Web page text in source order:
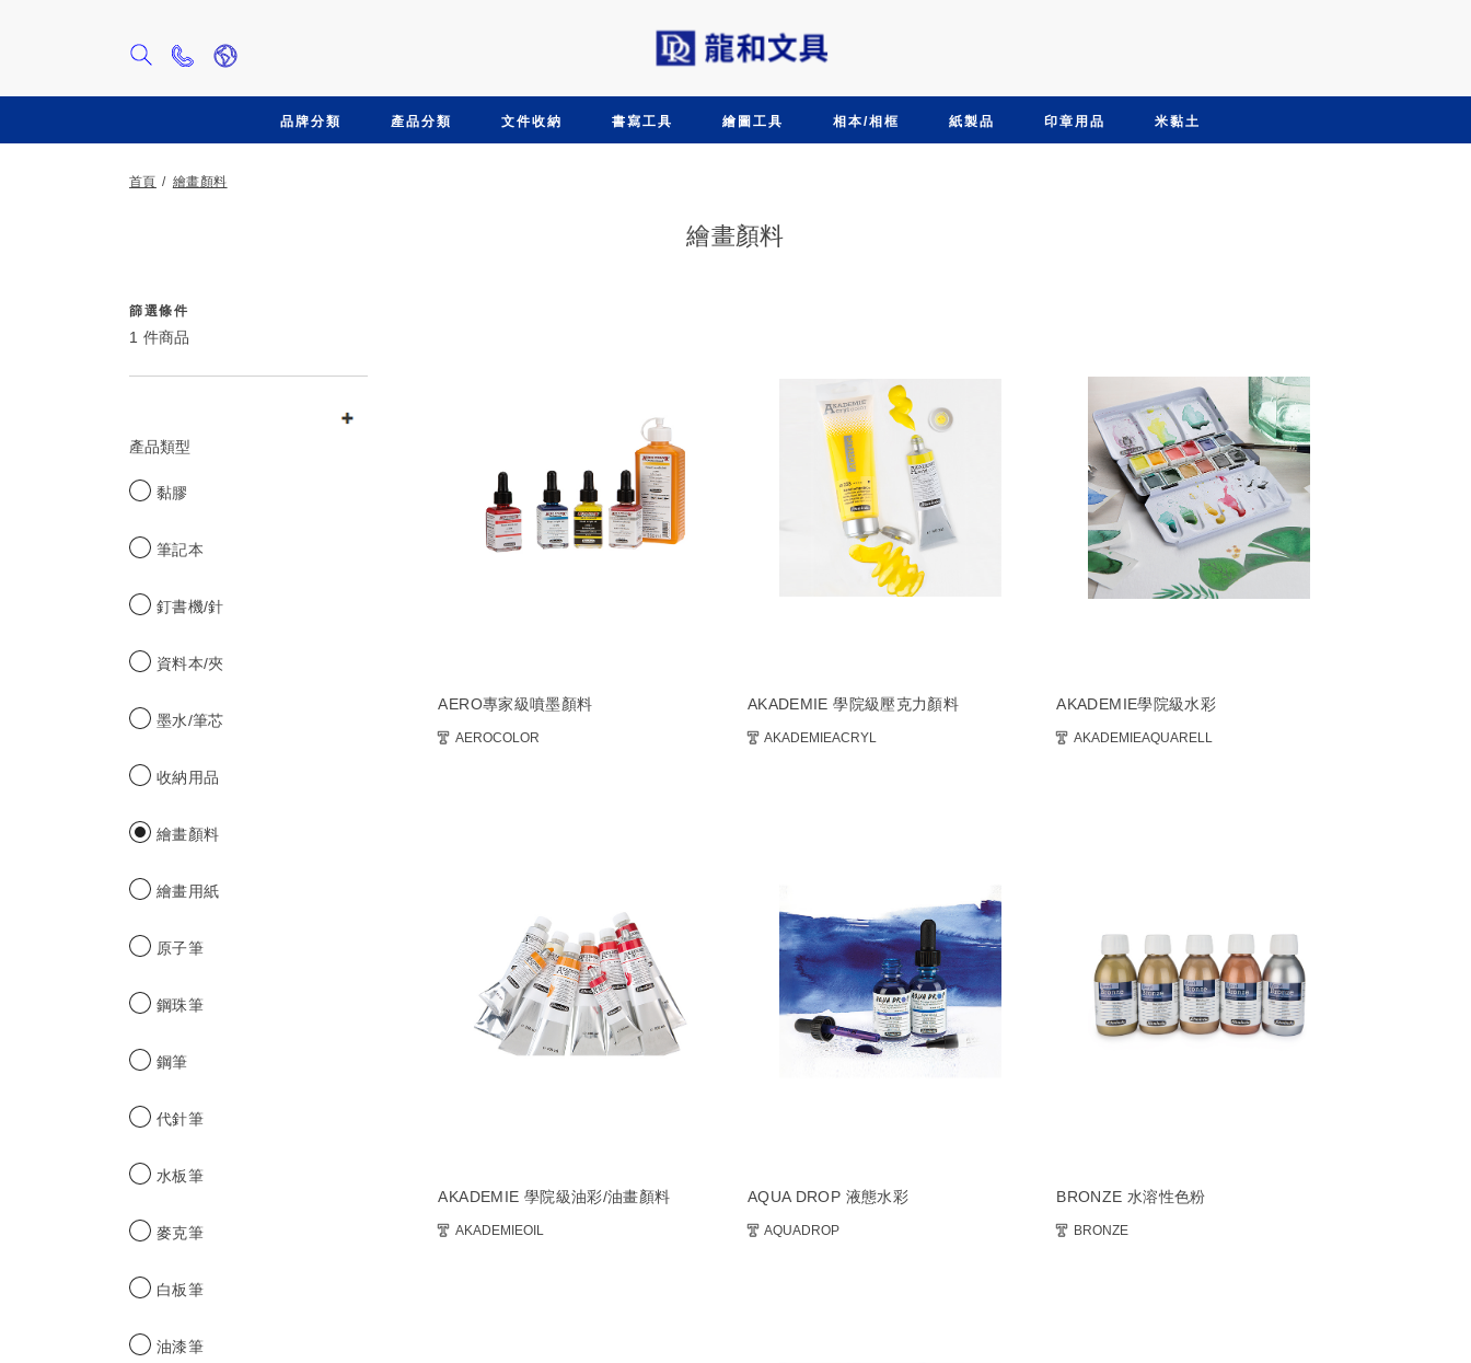
聯
品牌分類 產品分類 文件收納 書寫工具 繪圖工具 相本/相框 紙製品 印章用品 米黏土
首頁 繪畫顏料
繪畫顏料
篩
選
條
篩選條件
篩
將
選
選
時
新.
用
篩
條
之
可
不
再
到
先
選
的
品。.
1 件商品
產品類型
黏膠
筆記本
釘書機/針
資料本/夾
墨水/筆芯
收納用品
繪畫顏料
繪畫用紙
原子筆
鋼珠筆
鋼筆
代針筆
水板筆
麥克筆
白板筆
油漆筆
AERO專家級噴墨顏料
AEROCOLOR
AKADEMIE 學院級壓克力顏料
AKADEMIEACRYL
AKADEMIE學院級水彩
AKADEMIEAQUARELL
AKADEMIE 學院級油彩/油畫顏料
AKADEMIEOIL
AQUA DROP 液態水彩
AQUADROP
BRONZE 水溶性色粉
BRONZE